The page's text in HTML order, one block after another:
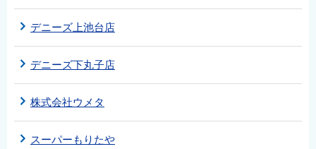
デニーズ上池台店
デニーズ下丸子店
株式会社ウメタ
スーパーもりたや